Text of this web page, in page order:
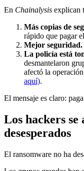
En Chainalysis explican
Más copias de
rápido que pagar
Mejor seguridad.
La policía está
desmantelaron
afectó la
aquí).
El mensaje es claro:
Los hackers se
desesperados
El ransomware no ha